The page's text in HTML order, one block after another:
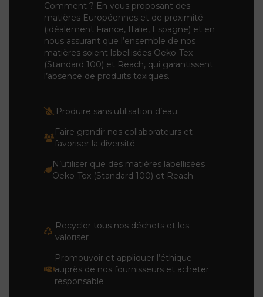
Comment ? En vous proposant des
matières Européennes et de proximité
(idéalement France, Italie, Espagne) et en
nous assurant que l’ensemble de nos
matières soient labellisées Oeko-Tex
(Standard 100) et Reach, qui garantissent
l’absence de produits toxiques.
Produire sans utilisation d’eau
Faire grandir nos collaborateurs et
favoriser la diversité
N’utiliser que des matières labellisées
Oeko-Tex (Standard 100) et Reach
Recycler tous nos déchets et les
valoriser
Promouvoir et appliquer l’éthique
auprès de nos fournisseurs et acheter
responsable